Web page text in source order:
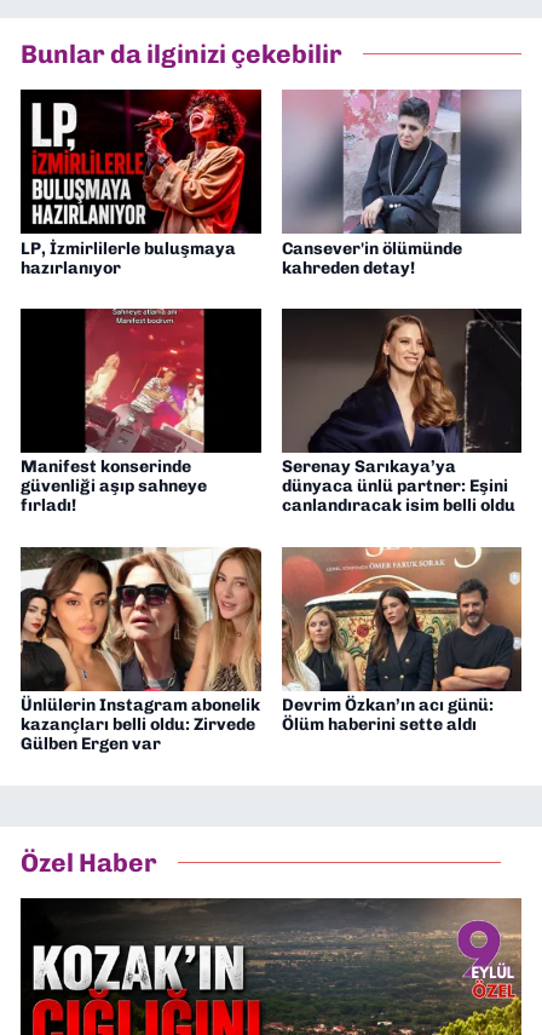
Bunlar da ilginizi çekebilir
LP, İzmirlilerle buluşmaya
hazırlanıyor
Cansever'in ölümünde
kahreden detay!
Manifest konserinde
güvenliği aşıp sahneye
fırladı!
Serenay Sarıkaya’ya
dünyaca ünlü partner: Eşini
canlandıracak isim belli oldu
Ünlülerin Instagram abonelik
kazançları belli oldu: Zirvede
Gülben Ergen var
Devrim Özkan’ın acı günü:
Ölüm haberini sette aldı
Özel Haber